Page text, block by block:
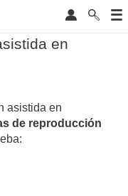
en
asistida en
de reproducción